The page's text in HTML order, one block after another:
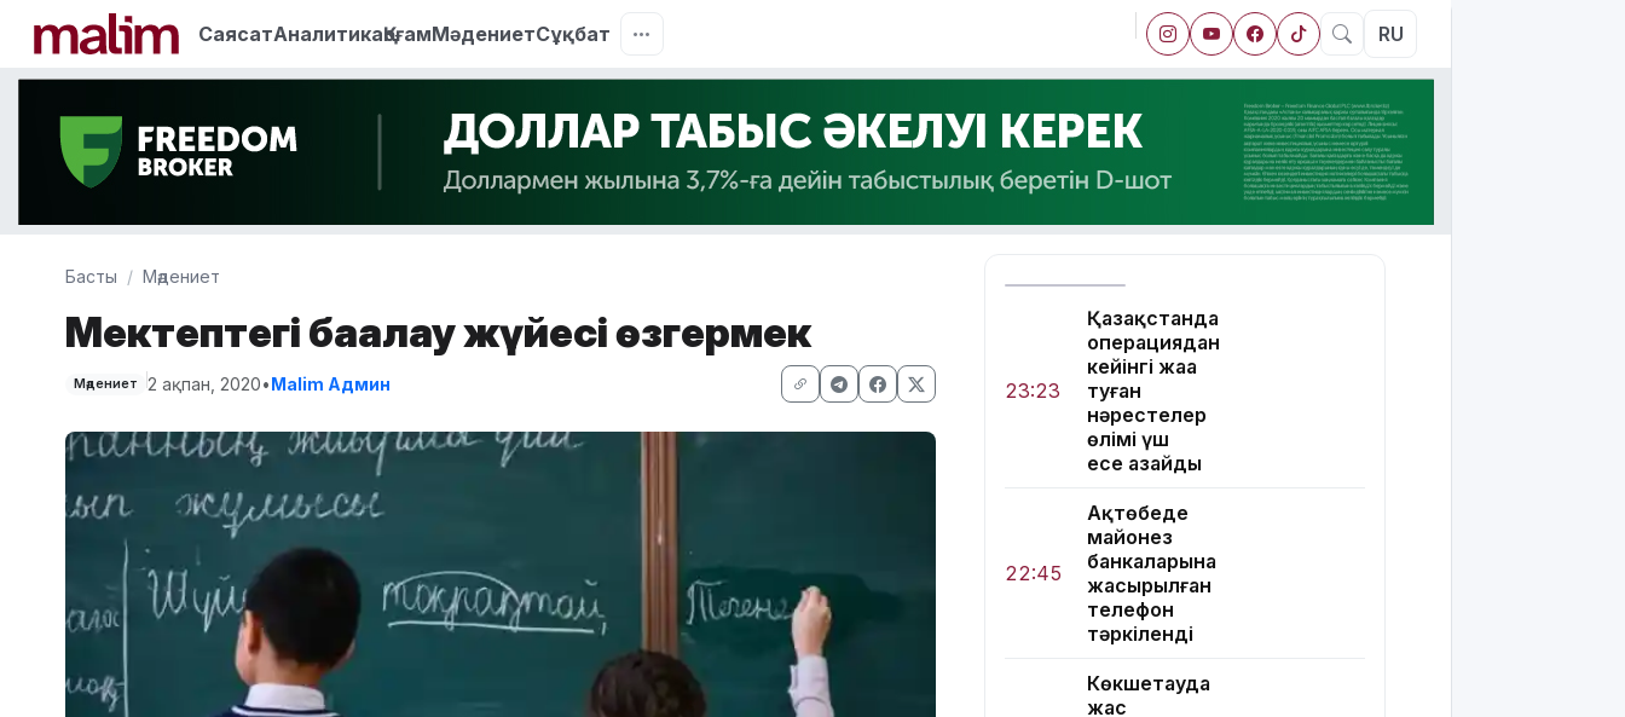
СаясатАналитикаҚоғамМәдениетСұқбат RU
Басты Мәдениет
Мектептегі бағалау жүйесі өзгермек
Мәдениет 2 ақпан, 2020•Malim Админ 23:23
Қазақстанда
операциядан
кейінгі жаңа
туған
нәрестелер
өлімі үш
есе азайды
22:45
Ақтөбеде
майонез
банкаларына
жасырылған
телефон
тәркіленді
Көкшетауда
жас